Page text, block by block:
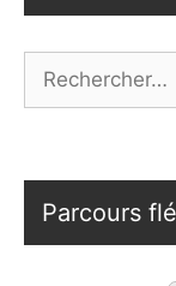
Parcours